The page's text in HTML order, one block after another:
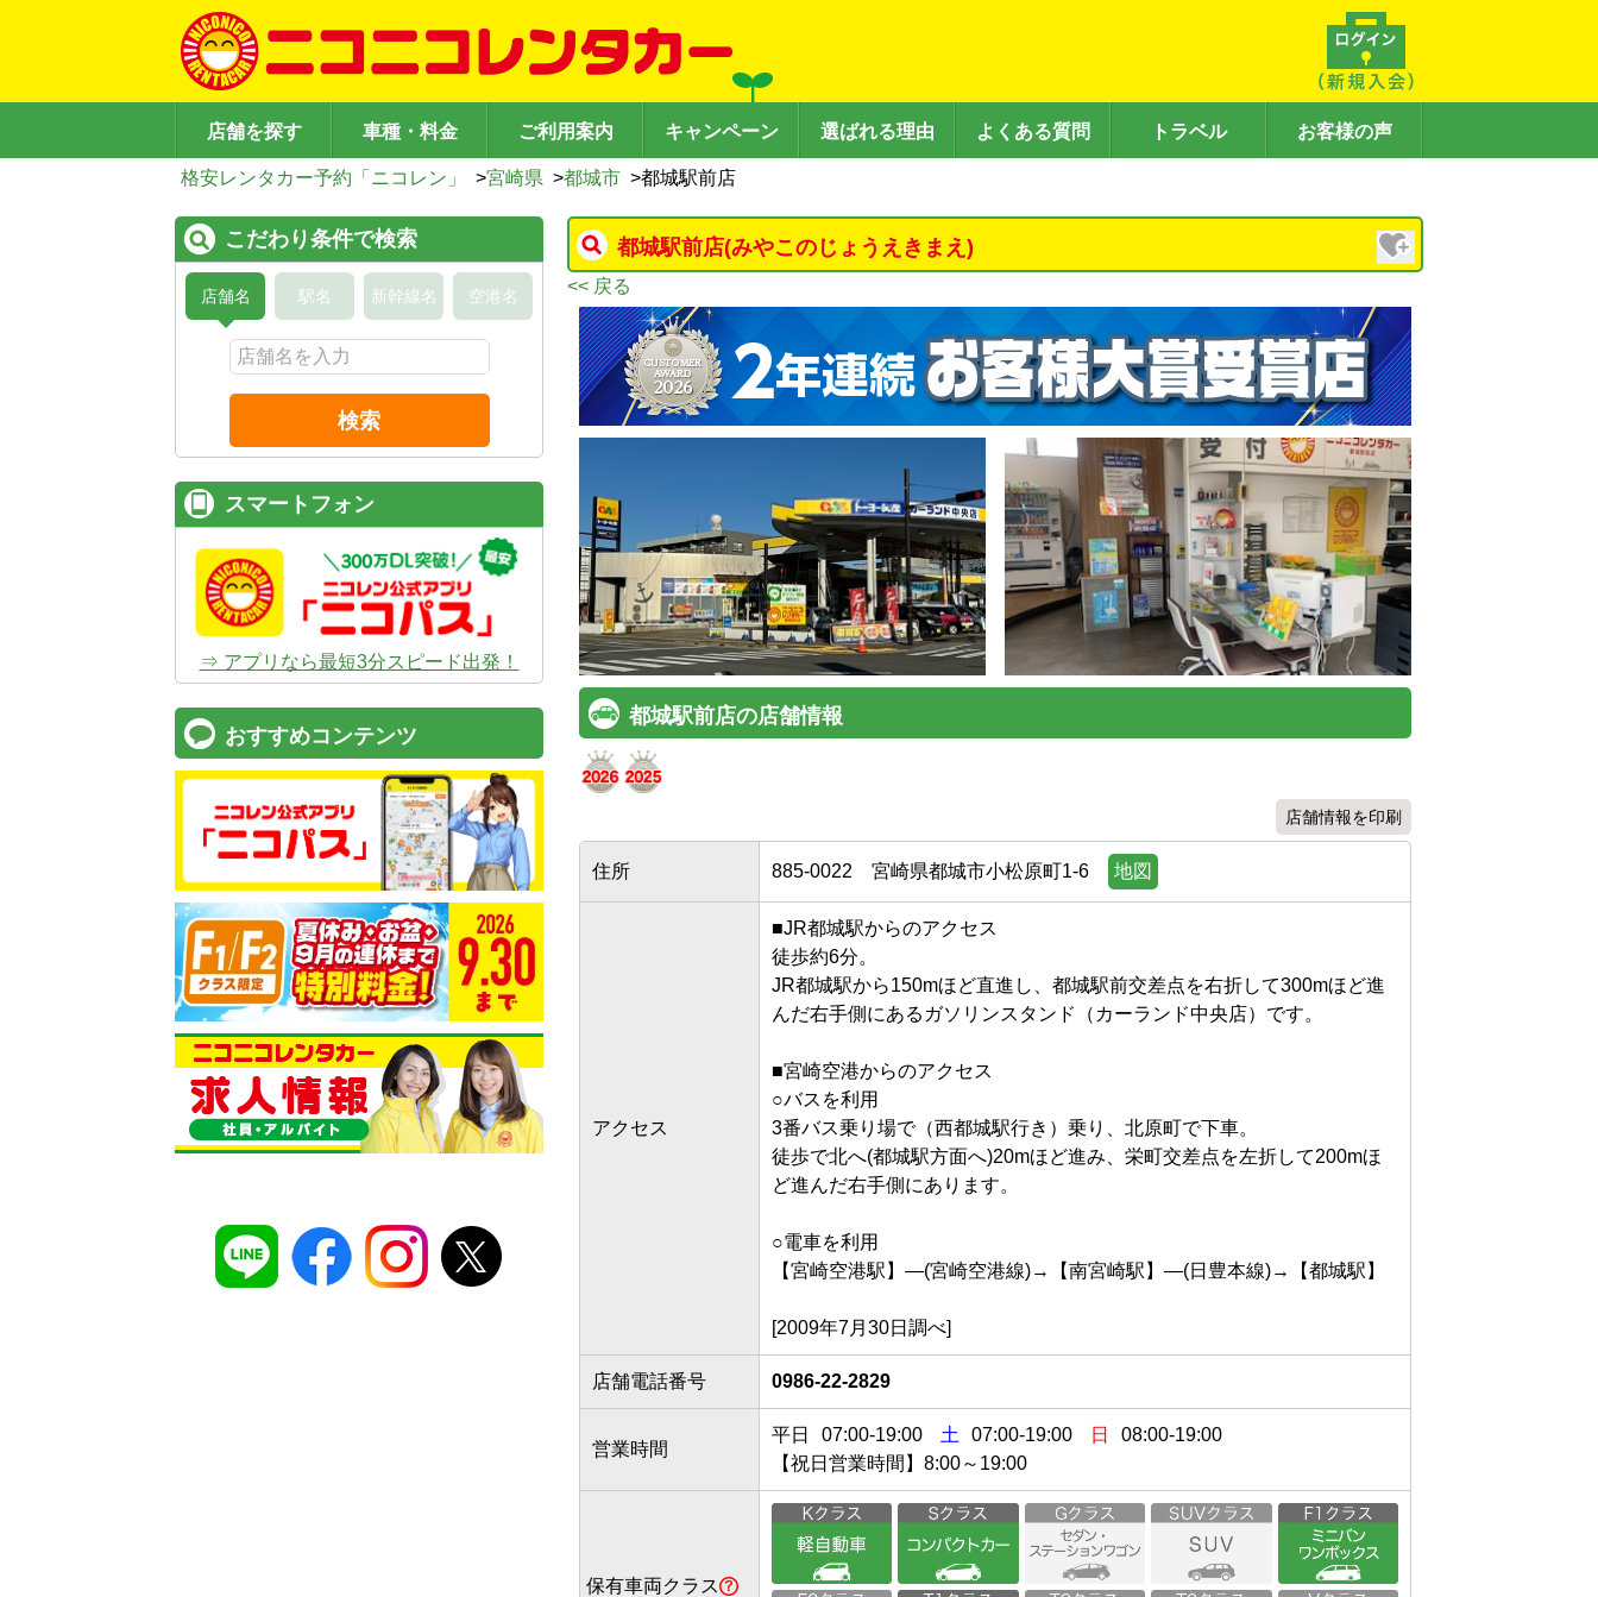
店舗を探す 車種・料金 ご利用案内 キャンペーン 選ばれる理由 よくある質問 トラベル お客様の声
格安レンタカー予約「ニコレン」 >宮崎県 >都城市 >都城駅前店
都城駅前店(みやこのじょうえきまえ)
<< 戻る
都城駅前店の店舗情報
店舗情報を印刷
住所 885-0022 宮崎県都城市小松原町1-6 地図
アクセス
■JR都城駅からのアクセス
徒歩約6分。
JR都城駅から150mほど直進し、都城駅前交差点を右折して300mほど進
んだ右手側にあるガソリンスタンド（カーランド中央店）です。
■宮崎空港からのアクセス
○バスを利用
3番バス乗り場で（西都城駅行き）乗り、北原町で下車。
徒歩で北へ(都城駅方面へ)20mほど進み、栄町交差点を左折して200mほ
ど進んだ右手側にあります。
○電車を利用
【宮崎空港駅】―(宮崎空港線)→【南宮崎駅】―(日豊本線)→【都城駅】
[2009年7月30日調べ]
店舗電話番号 0986-22-2829
営業時間
平日 07:00-19:00 土 07:00-19:00 日
08:00-19:00
【祝日営業時間】8:00～19:00
保有車両クラス
こだわり条件で検索
店舗名 駅名 新幹線名 空港名
検索
スマートフォン
⇒ アプリなら最短3分スピード出発！
おすすめコンテンツ